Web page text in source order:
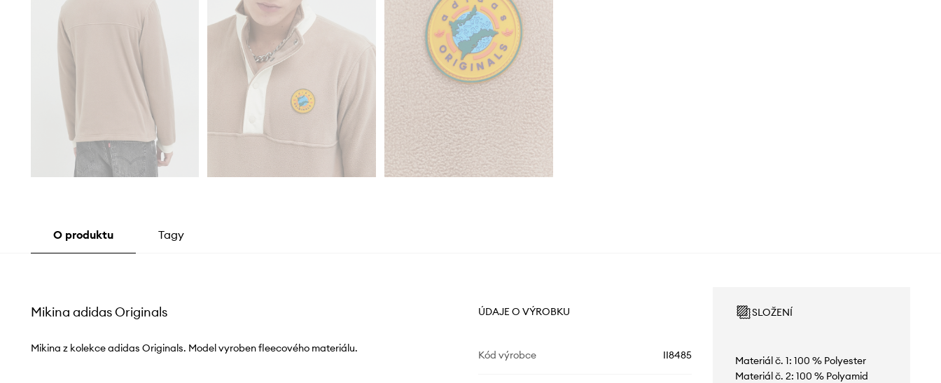
O produktu Tagy
Mikina adidas Originals
Mikina z kolekce adidas Originals. Model vyroben fleecového materiálu.
ÚDAJE O VÝROBKU
Kód výrobce II8485
SLOŽENÍ
Materiál č. 1: 100 % Polyester
Materiál č. 2: 100 % Polyamid